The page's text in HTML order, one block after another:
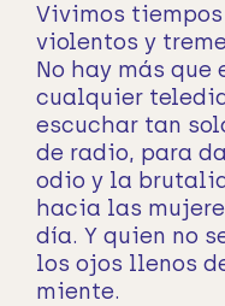
Vivimos
violentos y
No hay más que
cualquier
escuchar tan
de radio, para
odio y la
hacia las
día. Y quien no
los ojos llenos
miente.